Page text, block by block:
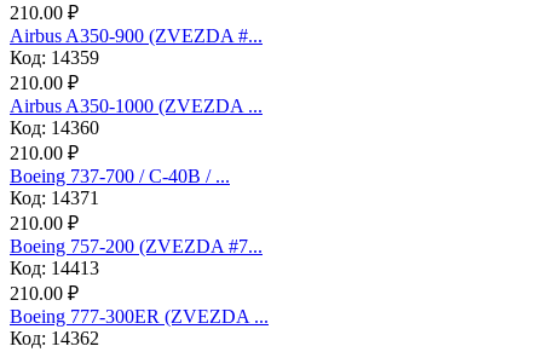
210.00 ₽
Airbus A350-900 (ZVEZDA #...
Код: 14359
210.00 ₽
Airbus A350-1000 (ZVEZDA ...
Код: 14360
210.00 ₽
Boeing 737-700 / C-40B / ...
Код: 14371
210.00 ₽
Boeing 757-200 (ZVEZDA #7...
Код: 14413
210.00 ₽
Boeing 777-300ER (ZVEZDA ...
Код: 14362